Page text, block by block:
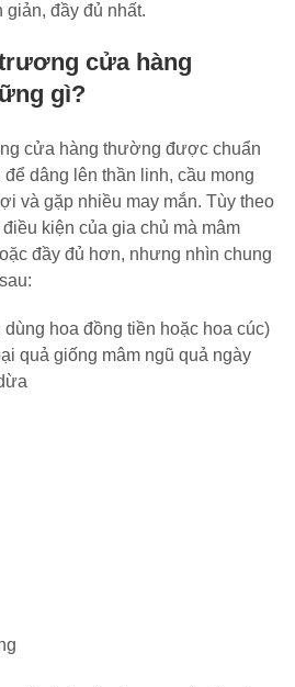
giản, đầy đủ nhất.
cửa hàng
gì?
cửa hàng thường được chuẩn
dâng lên thần linh, cầu mong
và gặp nhiều may mắn. Tùy theo
kiện của gia chủ mà mâm
đầy đủ hơn, nhưng nhìn chung
hoa đồng tiền hoặc hoa cúc)
quả giống mâm ngũ quả ngày